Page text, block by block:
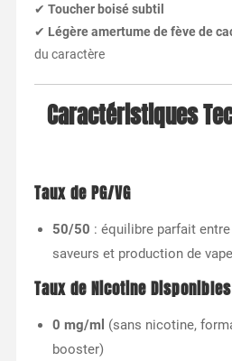
✔ Toucher boisé subtil
✔ Légère amertume de fève de
du caractère
Caractéristiques
Taux de PG/VG
50/50 : équilibre parfait
saveurs et production de
Taux de Nicotine Disponibles
0 mg/ml (sans nicotine,
booster)